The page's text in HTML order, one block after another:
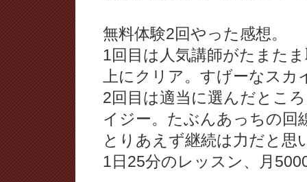
無料体験2回やった感想。
1回目は人気講師がたまた
上にクリア。すげーなスカ
2回目は適当に選んだとこ
イジー。たぶんあっちの回
とりあえず継続は力だと思
1日25分のレッスン、月